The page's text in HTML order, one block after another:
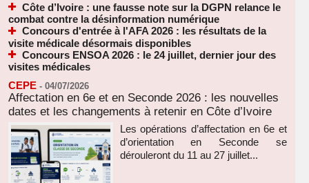
Côte d’Ivoire : une fausse note sur la DGPN relance le
combat contre la désinformation numérique
Concours d'entrée à l'AFA 2026 : les résultats de la
visite médicale désormais disponibles
Concours ENSOA 2026 : le 24 juillet, dernier jour des
visites médicales
CEPE - 04/07/2026
Affectation en 6e et en Seconde 2026 : les nouvelles
dates et les changements à retenir en Côte d’Ivoire
Les opérations d’affectation en 6e et
d’orientation en Seconde se
dérouleront du 11 au 27 juillet...